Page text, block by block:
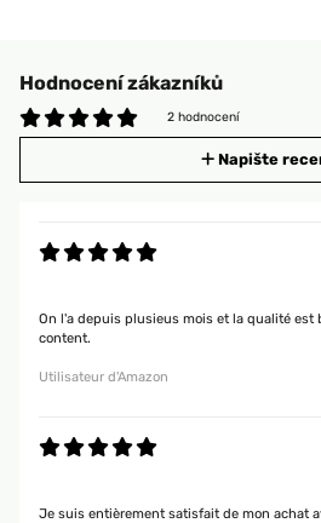
Hodnocení zákazníků
2 hodnocení
Napište
On l'a depuis plusieus mois et la qualité est
content.
Utilisateur d'Amazon
Je suis entièrement satisfait de mon achat